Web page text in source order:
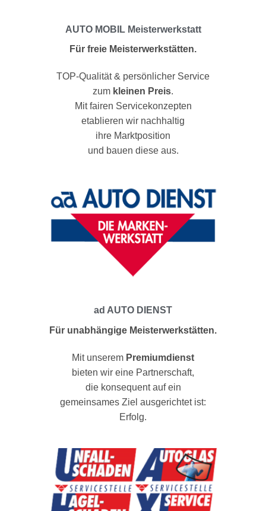
AUTO MOBIL Meisterwerkstatt
Für freie Meisterwerkstätten.
TOP-Qualität & persönlicher Service
zum kleinen Preis.
Mit fairen Servicekonzepten
etablieren wir nachhaltig
ihre Marktposition
und bauen diese aus.
ad AUTO DIENST
Für unabhängige Meisterwerkstätten.
Mit unserem Premiumdienst
bieten wir eine Partnerschaft,
die konsequent auf ein
gemeinsames Ziel ausgerichtet ist:
Erfolg.